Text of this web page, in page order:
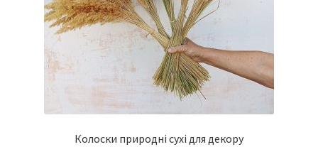
Колоски природні сухі для декору